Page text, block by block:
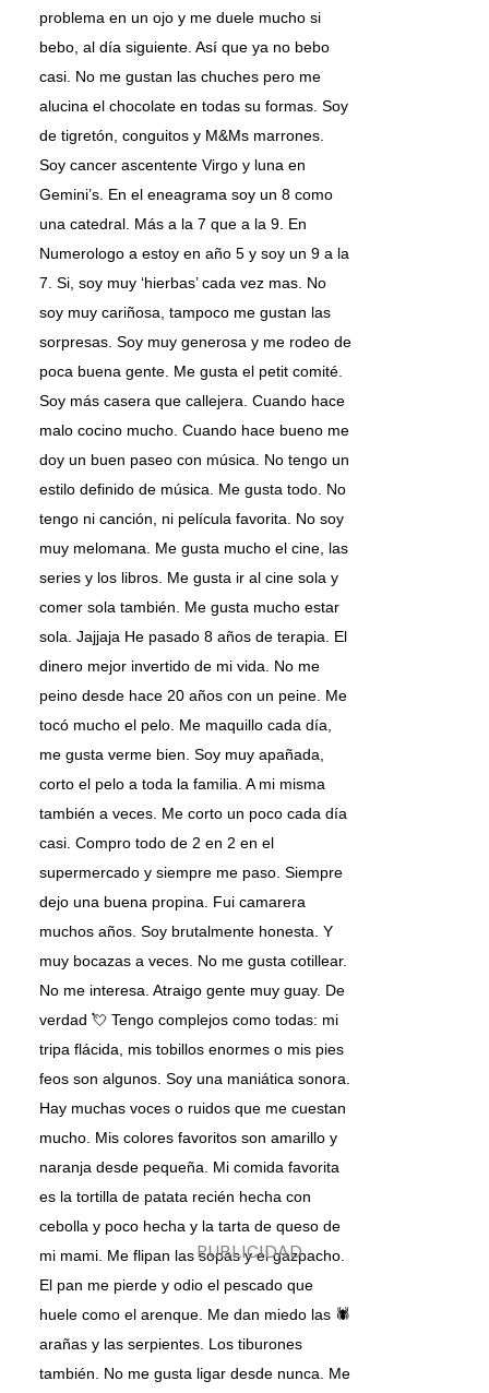
problema en un ojo y me duele mucho si
bebo, al día siguiente. Así que ya no bebo
casi. No me gustan las chuches pero me
alucina el chocolate en todas su formas. Soy
de tigretón, conguitos y M&Ms marrones.
Soy cancer ascentente Virgo y luna en
Gemini’s. En el eneagrama soy un 8 como
una catedral. Más a la 7 que a la 9. En
Numerologo a estoy en año 5 y soy un 9 a la
7. Si, soy muy ‘hierbas’ cada vez mas. No
soy muy cariñosa, tampoco me gustan las
sorpresas. Soy muy generosa y me rodeo de
poca buena gente. Me gusta el petit comité.
Soy más casera que callejera. Cuando hace
malo cocino mucho. Cuando hace bueno me
doy un buen paseo con música. No tengo un
estilo definido de música. Me gusta todo. No
tengo ni canción, ni película favorita. No soy
muy melomana. Me gusta mucho el cine, las
series y los libros. Me gusta ir al cine sola y
comer sola también. Me gusta mucho estar
sola. Jajjaja He pasado 8 años de terapia. El
dinero mejor invertido de mi vida. No me
peino desde hace 20 años con un peine. Me
tocó mucho el pelo. Me maquillo cada día,
me gusta verme bien. Soy muy apañada,
corto el pelo a toda la familia. A mi misma
también a veces. Me corto un poco cada día
casi. Compro todo de 2 en 2 en el
supermercado y siempre me paso. Siempre
dejo una buena propina. Fui camarera
muchos años. Soy brutalmente honesta. Y
muy bocazas a veces. No me gusta cotillear.
No me interesa. Atraigo gente muy guay. De
verdad 💘 Tengo complejos como todas: mi
tripa flácida, mis tobillos enormes o mis pies
feos son algunos. Soy una maniática sonora.
Hay muchas voces o ruidos que me cuestan
mucho. Mis colores favoritos son amarillo y
naranja desde pequeña. Mi comida favorita
es la tortilla de patata recién hecha con
cebolla y poco hecha y la tarta de queso de
mi mami. Me flipan las sopas y el gazpacho.
El pan me pierde y odio el pescado que
huele como el arenque. Me dan miedo las 🕷
arañas y las serpientes. Los tiburones
también. No me gusta ligar desde nunca. Me